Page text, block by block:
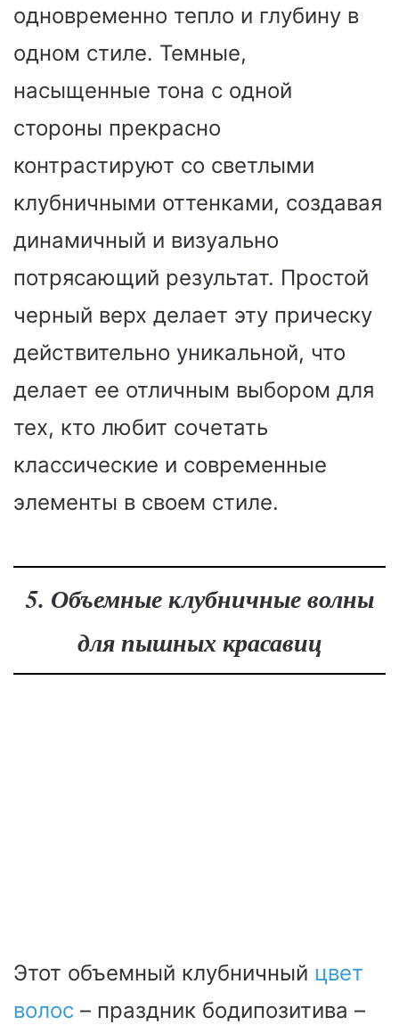
одновременно тепло и глубину в
одном стиле. Темные,
насыщенные тона с одной
стороны прекрасно
контрастируют со светлыми
клубничными оттенками, создавая
динамичный и визуально
потрясающий результат. Простой
черный верх делает эту прическу
действительно уникальной, что
делает ее отличным выбором для
тех, кто любит сочетать
классические и современные
элементы в своем стиле.
5. Объемные клубничные волны
для пышных красавиц
Этот объемный клубничный цвет
волос – праздник бодипозитива –